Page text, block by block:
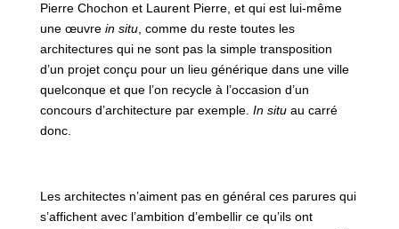
Pierre Chochon et Laurent Pierre, et qui est lui-même
une œuvre in situ, comme du reste toutes les
architectures qui ne sont pas la simple transposition
d’un projet conçu pour un lieu générique dans une ville
quelconque et que l’on recycle à l’occasion d’un
concours d’architecture par exemple. In situau carré
donc.
Les architectes n’aiment pas en général ces parures qui
s’affichent avec l’ambition d’embellir ce qu’ils ont